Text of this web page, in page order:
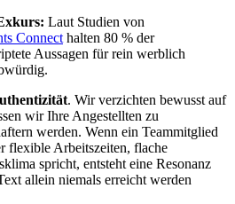
Laut Studien von
Connect halten 80 % der
Aussagen für rein werblich
. Wir verzichten bewusst auf
wir Ihre Angestellten zu
werden. Wenn ein Teammitglied
flexible Arbeitszeiten, flache
spricht, entsteht eine Resonanz
allein niemals erreicht werden